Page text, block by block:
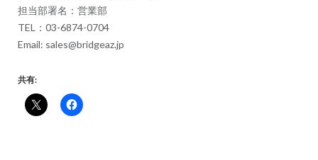
担当部署名：営業部
TEL：03-6874-0704
Email: sales@bridgeaz.jp
共有: